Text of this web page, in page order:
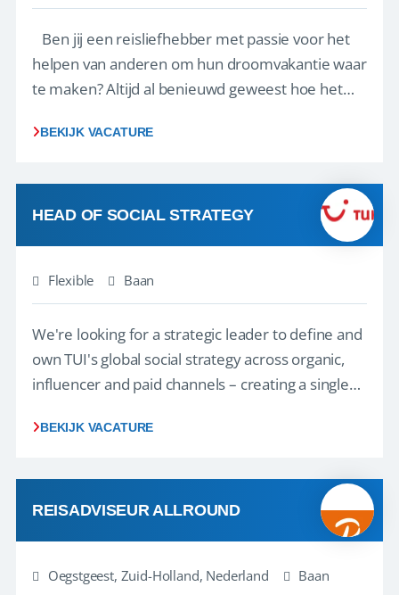
Ben jij een reisliefhebber met passie voor het
helpen van anderen om hun droomvakantie waar
te maken? Altijd al benieuwd geweest hoe het
grootste reisorganisaties? Dan is een stage bij TUI
naar een enthousiaste, leergie...
BEKIJK VACATURE
HEAD OF SOCIAL STRATEGY
Flexible Baan
We're looking for a strategic leader to define and
own TUI's global social strategy across organic,
influencer and paid channels – creating a single
locally. The role will be published until 18 August
Attractive remuneration, discre...
BEKIJK VACATURE
REISADVISEUR ALLROUND
Oegstgeest, Zuid-Holland, Nederland
Baan